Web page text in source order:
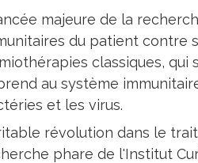
majeure de la
du patient contre
classiques,
au système
et les virus.
révolution dans le
phare de l'Institut